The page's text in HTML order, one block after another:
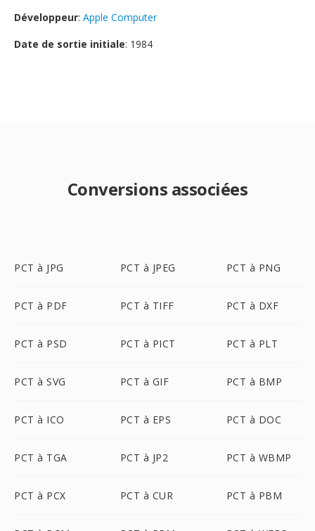
Développeur: Apple Computer
Date de sortie initiale: 1984
Conversions associées
PCT à JPG PCT à JPEG PCT à PNG
PCT à PDF PCT à TIFF PCT à DXF
PCT à PSD PCT à PICT PCT à PLT
PCT à SVG PCT à GIF PCT à BMP
PCT à ICO PCT à EPS PCT à DOC
PCT à TGA PCT à JP2 PCT à WBMP
PCT à PCX PCT à CUR PCT à PBM